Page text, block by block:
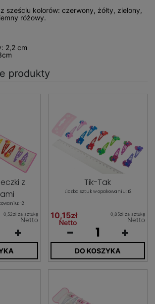
sześciu kolorów: czerwony, żółty, zielony,
różowy.
2,2 cm
produkty
z
12
0,52zł za sztukę
Netto
+
Tik-Tak
Liczba sztuk w opakowaniu: 12
10,15zł
Netto
0,85zł za sztukę
Netto
- +
DO KOSZYKA